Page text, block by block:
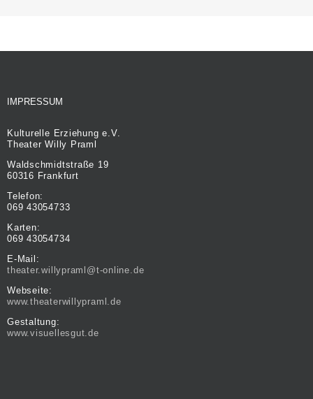
IMPRESSUM
Kulturelle Erziehung e.V.
Theater Willy Praml
Waldschmidtstraße 19
60316 Frankfurt
Telefon:
069 43054733
Karten:
069 43054734
E-Mail:
theater.willypraml@t-online.de
Webseite:
www.theaterwillypraml.de
Gestaltung:
www.visuellesgut.de